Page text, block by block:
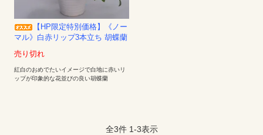
【HP限定特別価格】《ノー
マル》白赤リップ3本立ち 胡蝶蘭
売り切れ
紅白のおめでたいイメージで白地に赤いリ
ップが印象的な花並びの良い胡蝶蘭
全3件 1-3表示